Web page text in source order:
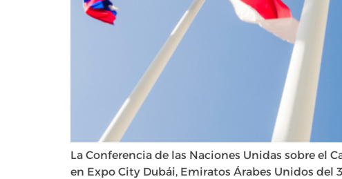
La Conferencia de las Naciones Unidas sobre el
en Expo City Dubái, Emiratos Árabes Unidos